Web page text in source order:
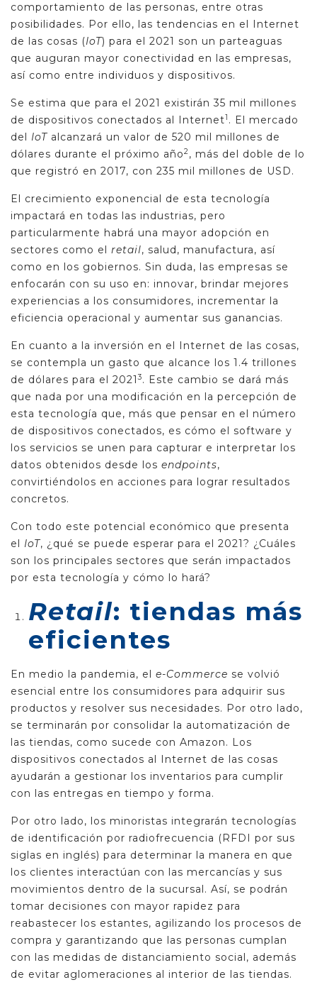
comportamiento de las personas, entre otras
posibilidades. Por ello, las tendencias en el Internet
de las cosas (IoT) para el 2021 son un parteaguas
que auguran mayor conectividad en las empresas,
así como entre individuos y dispositivos.
Se estima que para el 2021 existirán 35 mil millones
de dispositivos conectados al Internet1 . El mercado
del IoT alcanzará un valor de 520 mil millones de
dólares durante el próximo año2, más del doble de lo
que registró en 2017, con 235 mil millones de USD.
El crecimiento exponencial de esta tecnología
impactará en todas las industrias, pero
particularmente habrá una mayor adopción en
sectores como el retail, salud, manufactura, así
como en los gobiernos. Sin duda, las empresas se
enfocarán con su uso en: innovar, brindar mejores
experiencias a los consumidores, incrementar la
eficiencia operacional y aumentar sus ganancias.
En cuanto a la inversión en el Internet de las cosas,
se contempla un gasto que alcance los 1.4 trillones
de dólares para el 20213. Este cambio se dará más
que nada por una modificación en la percepción de
esta tecnología que, más que pensar en el número
de dispositivos conectados, es cómo el software y
los servicios se unen para capturar e interpretar los
datos obtenidos desde los endpoints,
convirtiéndolos en acciones para lograr resultados
concretos.
Con todo este potencial económico que presenta
el IoT, ¿qué se puede esperar para el 2021? ¿Cuáles
son los principales sectores que serán impactados
por esta tecnología y cómo lo hará?
Retail: tiendas más
eficientes
En medio la pandemia, el e-Commerce se volvió
esencial entre los consumidores para adquirir sus
productos y resolver sus necesidades. Por otro lado,
se terminarán por consolidar la automatización de
las tiendas, como sucede con Amazon. Los
dispositivos conectados al Internet de las cosas
ayudarán a gestionar los inventarios para cumplir
con las entregas en tiempo y forma.
Por otro lado, los minoristas integrarán tecnologías
de identificación por radiofrecuencia (RFDI por sus
siglas en inglés) para determinar la manera en que
los clientes interactúan con las mercancías y sus
movimientos dentro de la sucursal. Así, se podrán
tomar decisiones con mayor rapidez para
reabastecer los estantes, agilizando los procesos de
compra y garantizando que las personas cumplan
con las medidas de distanciamiento social, además
de evitar aglomeraciones al interior de las tiendas.